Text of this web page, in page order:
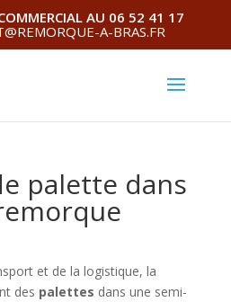
AU 06 52 41 17
A-BRAS.FR
palette dans
et de la logistique, la
des palettes dans une semi-